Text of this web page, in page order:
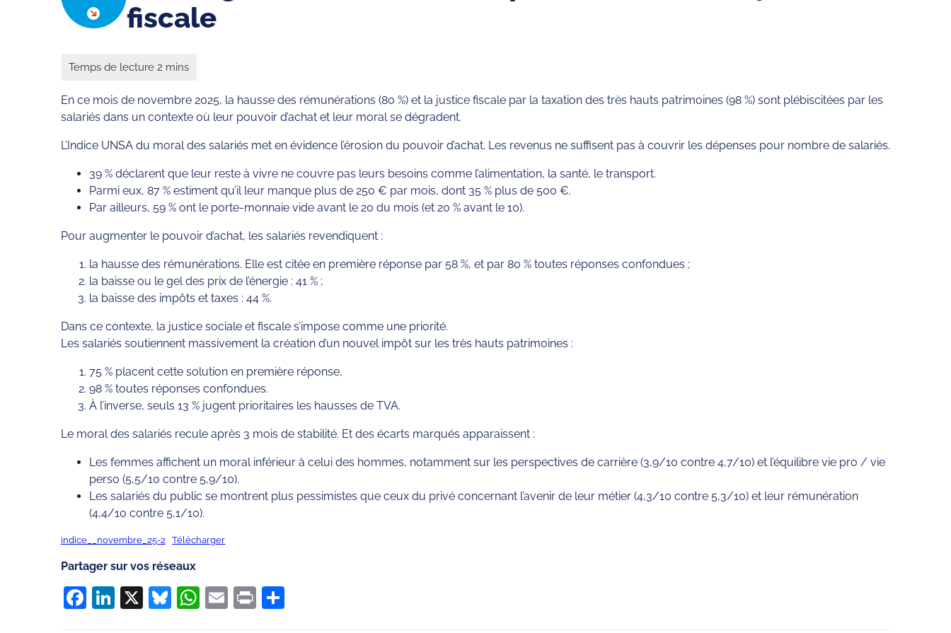
fiscale
En ce mois de novembre 2025, la hausse des rémunérations (80 %) et la justice fiscale par la taxation des très hauts patrimoines (98 %) sont plébiscitées par les
salariés dans un contexte où leur pouvoir d’achat et leur moral se dégradent.
L’Indice UNSA du moral des salariés met en évidence l’érosion du pouvoir d’achat. Les revenus ne suffisent pas à couvrir les dépenses pour nombre de salariés.
39 % déclarent que leur reste à vivre ne couvre pas leurs besoins comme l’alimentation, la santé, le transport.
Parmi eux, 87 % estiment qu’il leur manque plus de 250 € par mois, dont 35 % plus de 500 €.
Par ailleurs, 59 % ont le porte-monnaie vide avant le 20 du mois (et 20 % avant le 10).
Pour augmenter le pouvoir d’achat, les salariés revendiquent :
la hausse des rémunérations. Elle est citée en première réponse par 58 %, et par 80 % toutes réponses confondues ;
la baisse ou le gel des prix de l’énergie : 41 % ;
la baisse des impôts et taxes : 44 %.
Dans ce contexte, la justice sociale et fiscale s’impose comme une priorité.
Les salariés soutiennent massivement la création d’un nouvel impôt sur les très hauts patrimoines :
75 % placent cette solution en première réponse,
98 % toutes réponses confondues.
À l’inverse, seuls 13 % jugent prioritaires les hausses de TVA.
Le moral des salariés recule après 3 mois de stabilité. Et des écarts marqués apparaissent :
Les femmes affichent un moral inférieur à celui des hommes, notamment sur les perspectives de carrière (3,9/10 contre 4,7/10) et l’équilibre vie pro / vie
perso (5,5/10 contre 5,9/10).
Les salariés du public se montrent plus pessimistes que ceux du privé concernant l’avenir de leur métier (4,3/10 contre 5,3/10) et leur rémunération
(4,4/10 contre 5,1/10).
indice__novembre_25-2 Télécharger
Partager sur vos réseaux
Facebook
LinkedIn
X Bluesky
WhatsApp
Email
PrintPartager